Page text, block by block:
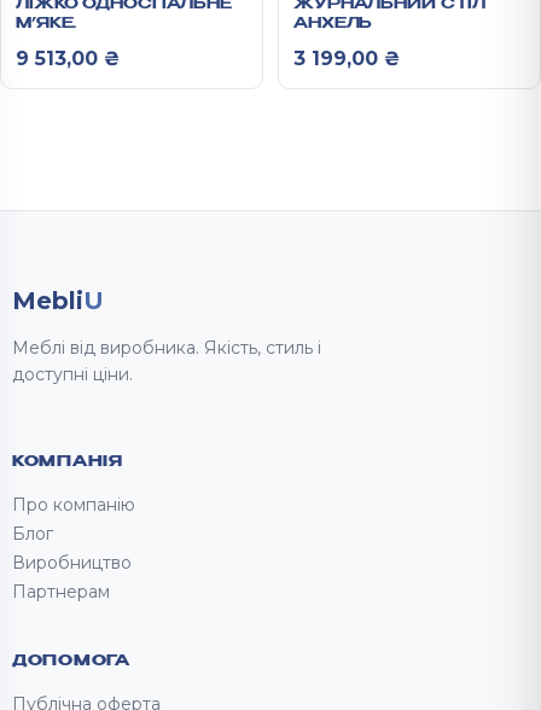
ЛІЖКО ОДНОСПАЛЬНЕ
М’ЯКЕ
АНХЕЛЬ
9 513,00 ₴
ЖУРНАЛЬНИЙ СТІЛ
АНХЕЛЬ
3 199,00 ₴
MebliU
Меблі від виробника. Якість, стиль і
доступні ціни.
КОМПАНІЯ
Про компанію
Блог
Виробництво
Партнерам
ДОПОМОГА
Публічна оферта